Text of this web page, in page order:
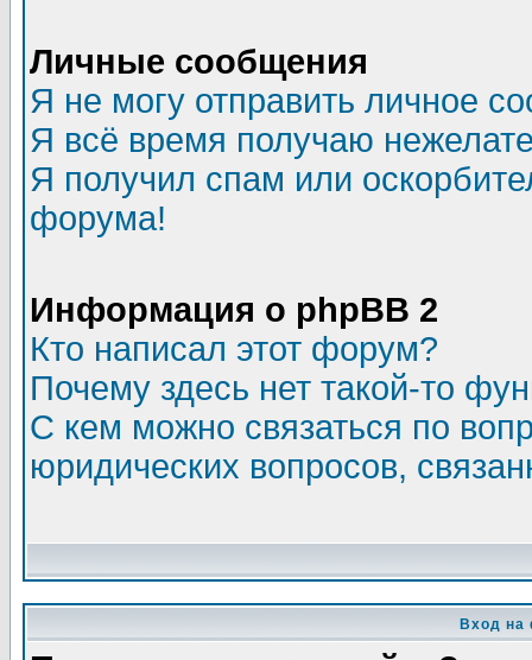
Личные сообщения
Я не могу отправить личное
Я всё время получаю
Я получил спам или
форума!
Информация о phpBB 2
Кто написал этот форум?
Почему здесь нет такой-то
С кем можно связаться по
юридических вопросов,
Вход на